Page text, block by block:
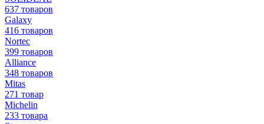
637 товаров
Galaxy
416 товаров
Nortec
399 товаров
Alliance
348 товаров
Mitas
271 товар
Michelin
233 товара